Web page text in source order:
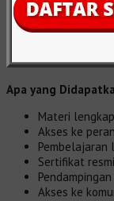
Apa yang
Materi
Akses ke
Sertifikat
Akses ke